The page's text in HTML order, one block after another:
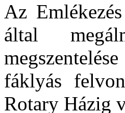
Az
által
fáklyás
Rotary Házig